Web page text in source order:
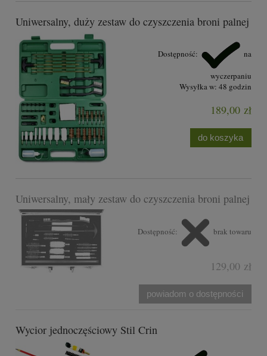
Uniwersalny, duży zestaw do czyszczenia broni palnej
Dostępność: na
wyczerpaniu
Wysyłka w: 48 godzin
189,00 zł
do koszyka
Uniwersalny, mały zestaw do czyszczenia broni palnej
Dostępność: brak towaru
129,00 zł
powiadom o dostępności
Wycior jednoczęściowy Stil Crin